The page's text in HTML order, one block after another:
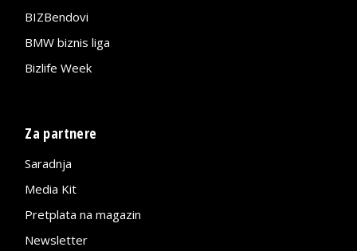
BIZBendovi
BMW biznis liga
Bizlife Week
Za partnere
Saradnja
Media Kit
Pretplata na magazin
Newsletter